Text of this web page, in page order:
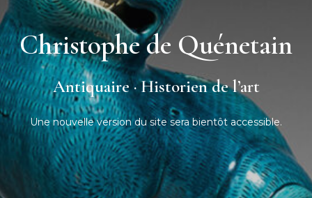
Christophe de Quénetain
Antiquaire · Historien de l’art
Une nouvelle version du site sera bientôt accessible.